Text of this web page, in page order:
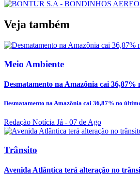
Veja também
Meio Ambiente
Desmatamento na Amazônia cai 36,87%
Desmatamento na Amazônia cai 36,87% no
Redação Notícia Já - 07 de Ago
Trânsito
Avenida Atlântica terá alteração no